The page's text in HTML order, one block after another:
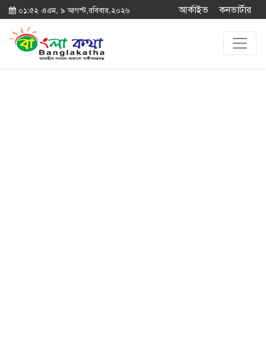
০১:৫২ এএম, ৯ আগস্ট,রবিবার,২০২৬ আর্কাইভ কনভার্টার